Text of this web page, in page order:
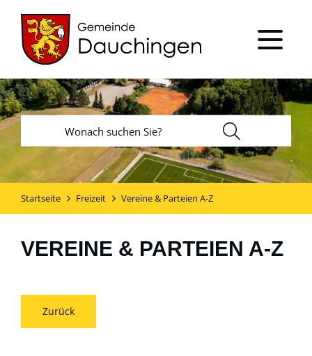
Startseite Freizeit Vereine & Parteien A-Z
VEREINE & PARTEIEN A-Z
Zurück